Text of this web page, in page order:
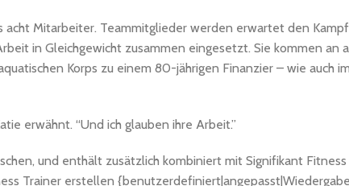
acht Mitarbeiter. Teammitglieder werden erwartet den
in Gleichgewicht zusammen eingesetzt. Sie kommen an
Korps zu einem 80-jährigen Finanzier – wie auch
erwähnt. “Und ich glauben ihre Arbeit.”
und enthält zusätzlich kombiniert mit Signifikant
Trainer erstellen